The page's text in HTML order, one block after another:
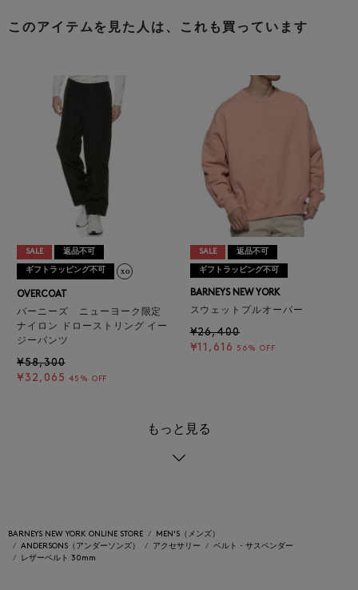
このアイテムを見た人は、これも買っています
SALE 返品不可
ギフトラッピング不可
OVERCOAT
バーニーズ ニューヨーク限定
ナイロン ドローストリング イー
ジーパンツ
¥58,300
¥32,065 45% OFF
SALE 返品不可
ギフトラッピング不可
BARNEYS NEW YORK
スウェットプルオーバー
¥26,400
¥11,616
56% OFF
もっと見る
BARNEYS NEW YORK ONLINE STORE
MEN'S（メンズ）
ANDERSONS（アンダーソンズ）
アクセサリー
ベルト・サスペンダー
レザーベルト 30mm